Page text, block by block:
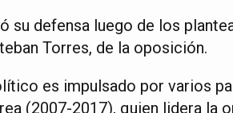
su defensa luego de los
Torres, de la oposición.
es impulsado por varios
(2007-2017), quien lidera la